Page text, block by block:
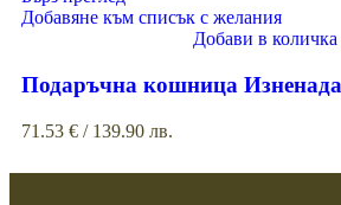
Добавяне към списък с желания
Добави в количка
Подаръчна кошница Изненада
71.53 € / 139.90 лв.